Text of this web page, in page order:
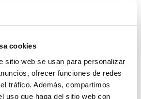
cookies
sitio web se usan para personalizar
ofrecer funciones de redes
tráfico. Además, compartimos
uso que haga del sitio web con
(mm) : 52x74
etiqueta blanca
de muestras. Rectos, de